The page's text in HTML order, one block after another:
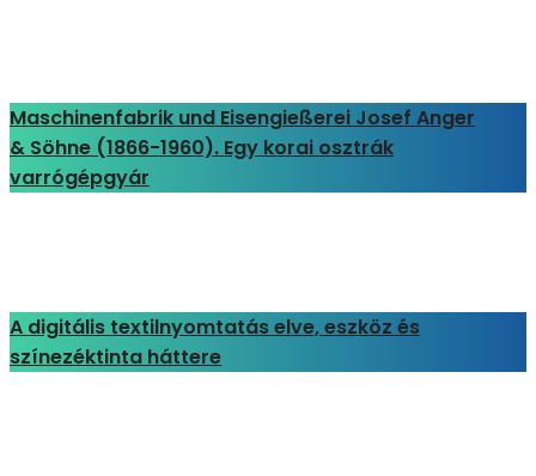
Maschinenfabrik und Eisengießerei Josef Anger
& Söhne (1866-1960). Egy korai osztrák
varrógépgyár
A digitális textilnyomtatás elve, eszköz és
színezéktinta háttere